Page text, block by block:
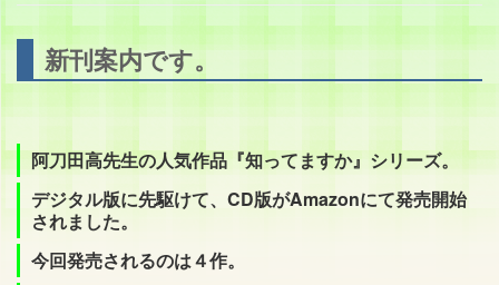
検索
新刊案内です。
阿刀田高先生の人気作品『知ってますか』シリーズ。
デジタル版に先駆けて、CD版がAmazonにて発売開始
されました。
今回発売されるのは４作。